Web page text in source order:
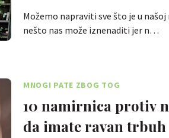
Možemo napraviti sve što je u
nešto nas može iznenaditi jer n…
MNOGI PATE ZBOG TOG
10 namirnica protiv
da imate ravan trbuh